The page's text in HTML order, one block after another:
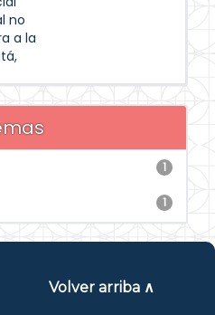
no
a la
1
1
Volver arriba ∧